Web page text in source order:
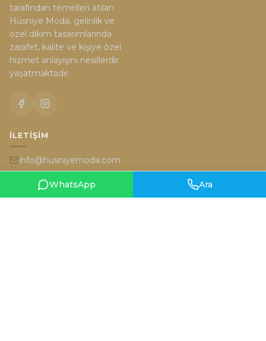
tarafından temelleri atılan
Hüsniye Moda, gelinlik ve
özel dikim tasarımlarında
zarafet, kalite ve kişiye özel
hizmet anlayışını nesillerdir
yaşatmaktadır.
İLETIŞIM
info@husniyemoda.com
+90 555 962 8555
İran Caddesi 6/2 (Karum'un karşısı) Kavaklıdere Ankara
WhatsApp Ara